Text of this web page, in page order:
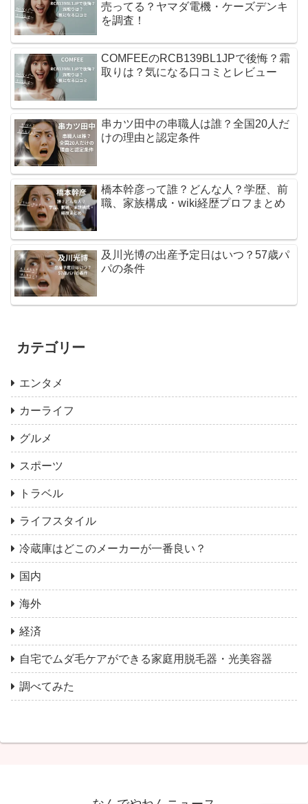
売ってる？ヤマダ電機・ケーズデンキ
を調査！
COMFEEのRCB139BL1JPで後悔？霜
取りは？気になる口コミとレビュー
串カツ田中の串職人は誰？全国20人だ
けの理由と認定条件
橋本幹彦って誰？どんな人？学歴、前
職、家族構成・wiki経歴プロフまとめ
及川光博の出産予定日はいつ？57歳パ
パの条件
カテゴリー
エンタメ
カーライフ
グルメ
スポーツ
トラベル
ライフスタイル
冷蔵庫はどこのメーカーが一番良い？
国内
海外
経済
自宅でムダ毛ケアができる家庭用脱毛器・光美容器
調べてみた